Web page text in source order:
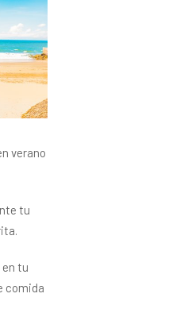
verano
tu
tu
comida